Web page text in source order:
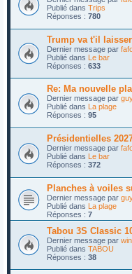
Publié dans Trips
Réponses : 780
Trump va t'il
Dernier message par
Publié dans Le bar
Réponses : 633
Re: Ma nouvelle
Dernier message par
Publié dans
La plage
Réponses : 95
Présidentielles
Dernier message par
Publié dans Le bar
Réponses : 372
Planches à voiles
Dernier message par
Publié dans La plage
Réponses : 7
Tabou 3S Classic
Dernier message par
Publié dans TABOU
Réponses : 38